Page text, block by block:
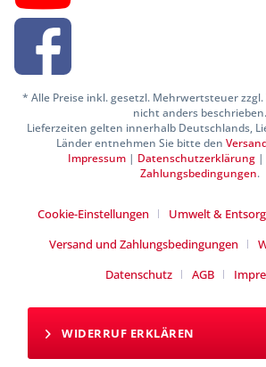
* Alle Preise inkl. gesetzl. Mehrwertsteuer zzgl.
nicht anders beschrieben.
Lieferzeiten gelten innerhalb Deutschlands,
Länder entnehmen Sie bitte den
Impressum | Datenschutzerklärung |
Zahlungsbedingungen.
Cookie-Einstellungen Umwelt &
Versand und Zahlungsbedingungen
Datenschutz
AGB
WIDERRUF ERKLÄREN